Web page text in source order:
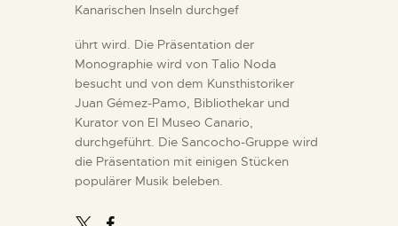
Kanarischen Inseln durchgef
ührt wird. Die Präsentation der
Monographie wird von Talio Noda
besucht und von dem Kunsthistoriker
Juan Gémez-Pamo, Bibliothekar und
Kurator von El Museo Canario,
durchgeführt. Die Sancocho-Gruppe wird
die Präsentation mit einigen Stücken
populärer Musik beleben.